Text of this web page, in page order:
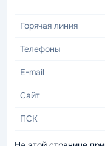
Горячая линия
Телефоны
E-mail
Сайт
ПСК